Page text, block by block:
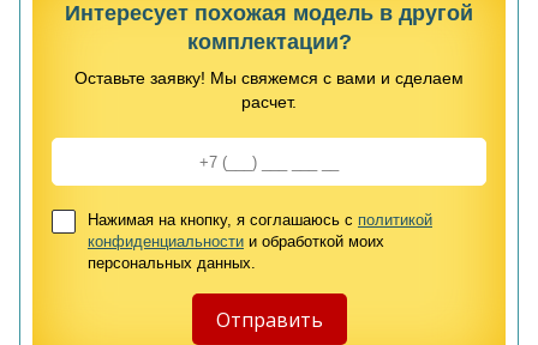
Интересует похожая модель в другой
комплектации?
Оставьте заявку! Мы свяжемся с вами и сделаем
расчет.
Нажимая на кнопку, я соглашаюсь с политикой
конфиденциальности и обработкой моих
персональных данных.